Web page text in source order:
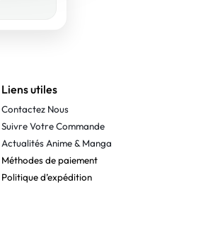
Liens utiles
Contactez Nous
Suivre Votre Commande
Actualités Anime & Manga
Méthodes de paiement
Politique d’expédition